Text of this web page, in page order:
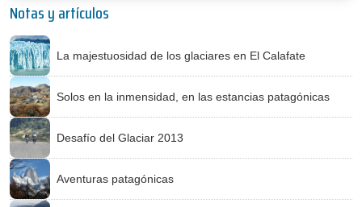
Notas y artículos
La majestuosidad de los glaciares en El Calafate
Solos en la inmensidad, en las estancias patagónicas
Desafío del Glaciar 2013
Aventuras patagónicas